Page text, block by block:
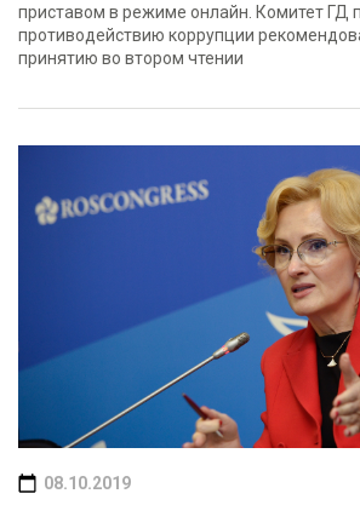
приставом в режиме онлайн. Комитет ГД
противодействию коррупции
принятию во втором чтении
08.10.2019